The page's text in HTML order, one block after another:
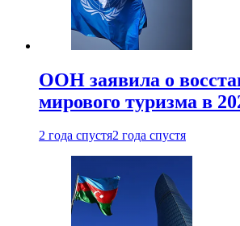
ООН заявила о
мирового туризма в
2 года спустя2 года спустя